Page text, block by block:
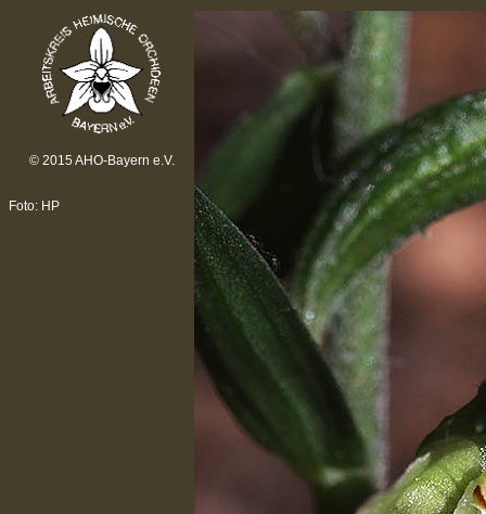
© 2015 AHO-Bayern e.V.
Foto: HP